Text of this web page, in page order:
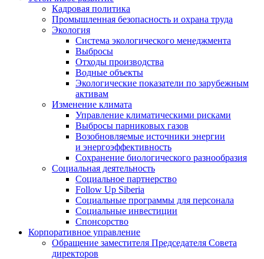
Кадровая политика
Промышленная безопасность и охрана труда
Экология
Система экологического менеджмента
Выбросы
Отходы производства
Водные объекты
Экологические показатели по зарубежным
активам
Изменение климата
Управление климатическими рисками
Выбросы парниковых газов
Возобновляемые источники энергии
и энергоэффективность
Сохранение биологического разнообразия
Социальная деятельность
Социальное партнерство
Follow Up Siberia
Социальные программы для персонала
Социальные инвестиции
Спонсорство
Корпоративное управление
Обращение заместителя Председателя Совета
директоров